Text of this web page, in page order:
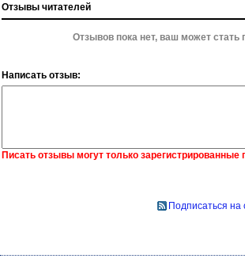
Отзывы читателей
Отзывов пока нет, ваш может стать
Написать отзыв:
Писать отзывы могут только зарегистрированные
Подписаться на